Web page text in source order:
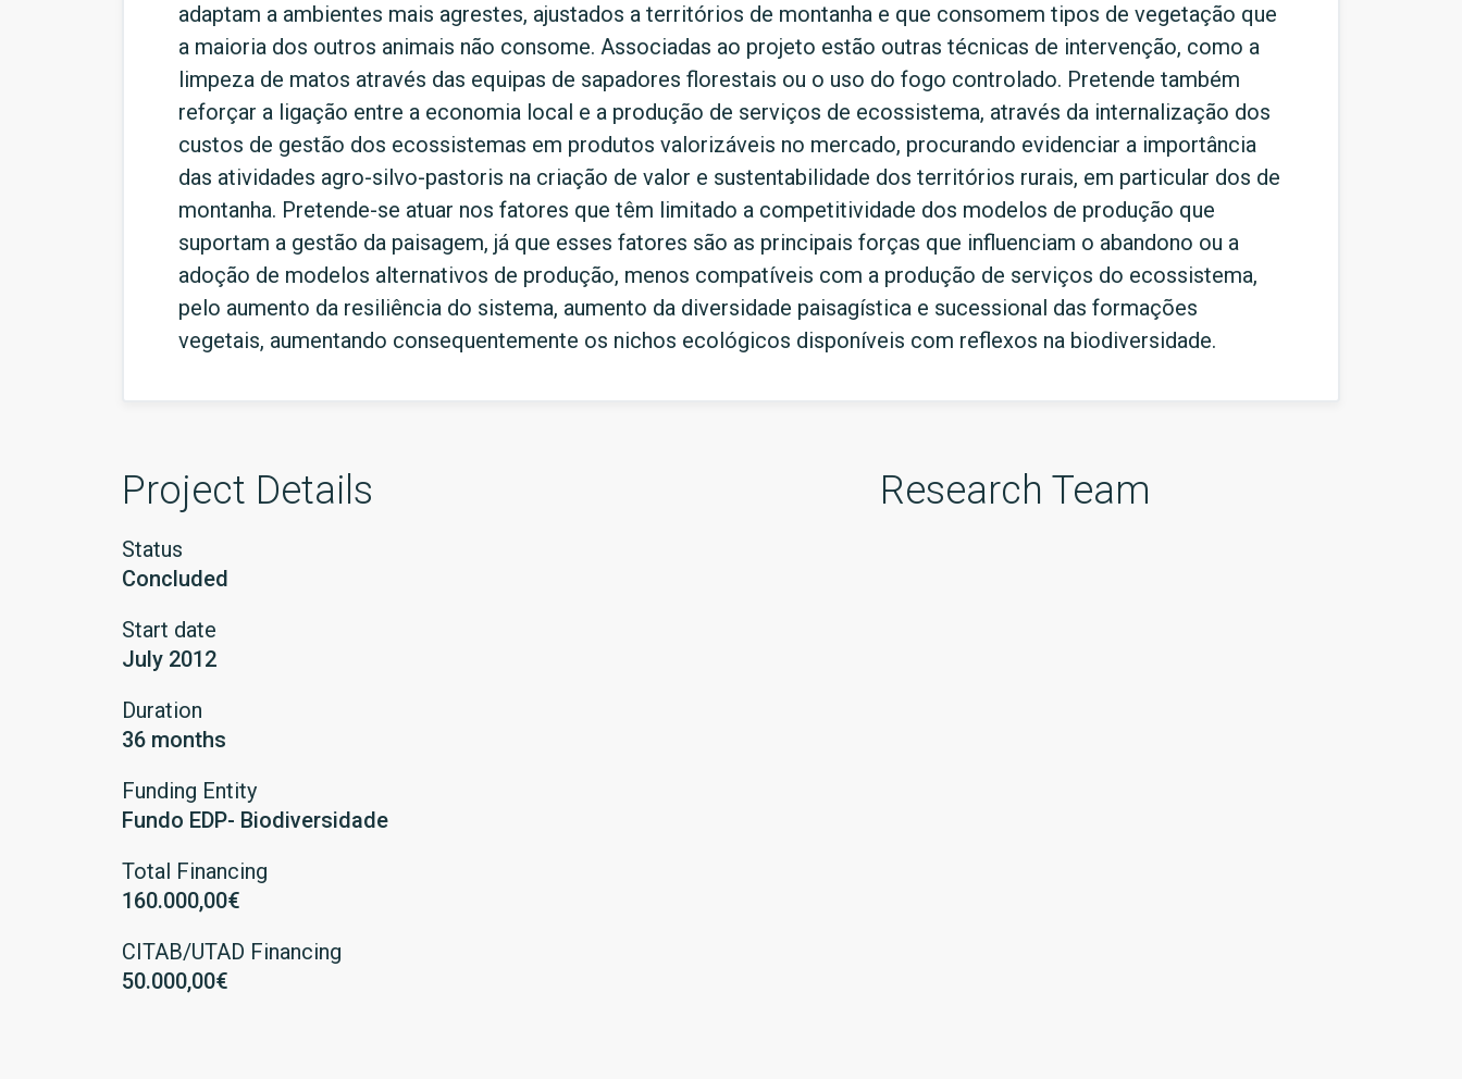
adaptam a ambientes mais agrestes, ajustados a territórios de montanha e que consomem tipos de vegetação que
a maioria dos outros animais não consome. Associadas ao projeto estão outras técnicas de intervenção, como a
limpeza de matos através das equipas de sapadores florestais ou o uso do fogo controlado. Pretende também
reforçar a ligação entre a economia local e a produção de serviços de ecossistema, através da internalização dos
custos de gestão dos ecossistemas em produtos valorizáveis no mercado, procurando evidenciar a importância
das atividades agro-silvo-pastoris na criação de valor e sustentabilidade dos territórios rurais, em particular dos de
montanha. Pretende-se atuar nos fatores que têm limitado a competitividade dos modelos de produção que
suportam a gestão da paisagem, já que esses fatores são as principais forças que influenciam o abandono ou a
adoção de modelos alternativos de produção, menos compatíveis com a produção de serviços do ecossistema,
pelo aumento da resiliência do sistema, aumento da diversidade paisagística e sucessional das formações
vegetais, aumentando consequentemente os nichos ecológicos disponíveis com reflexos na biodiversidade.
Project Details
Status
Concluded
Start date
July 2012
Duration
36 months
Funding Entity
Fundo EDP- Biodiversidade
Total Financing
160.000,00€
CITAB/UTAD Financing
50.000,00€
Research Team